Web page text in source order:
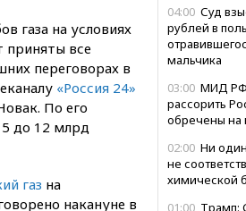
04:00 Суд
рублей в
мальчика
03:00 МИД РФ:
рассорить
обречены на
02:00 Ни
не
химической
01:00 Трамп:
газа на условиях
приняты все
переговорах в
«Россия 24»
По его
до 12 млрд
газ на
накануне в